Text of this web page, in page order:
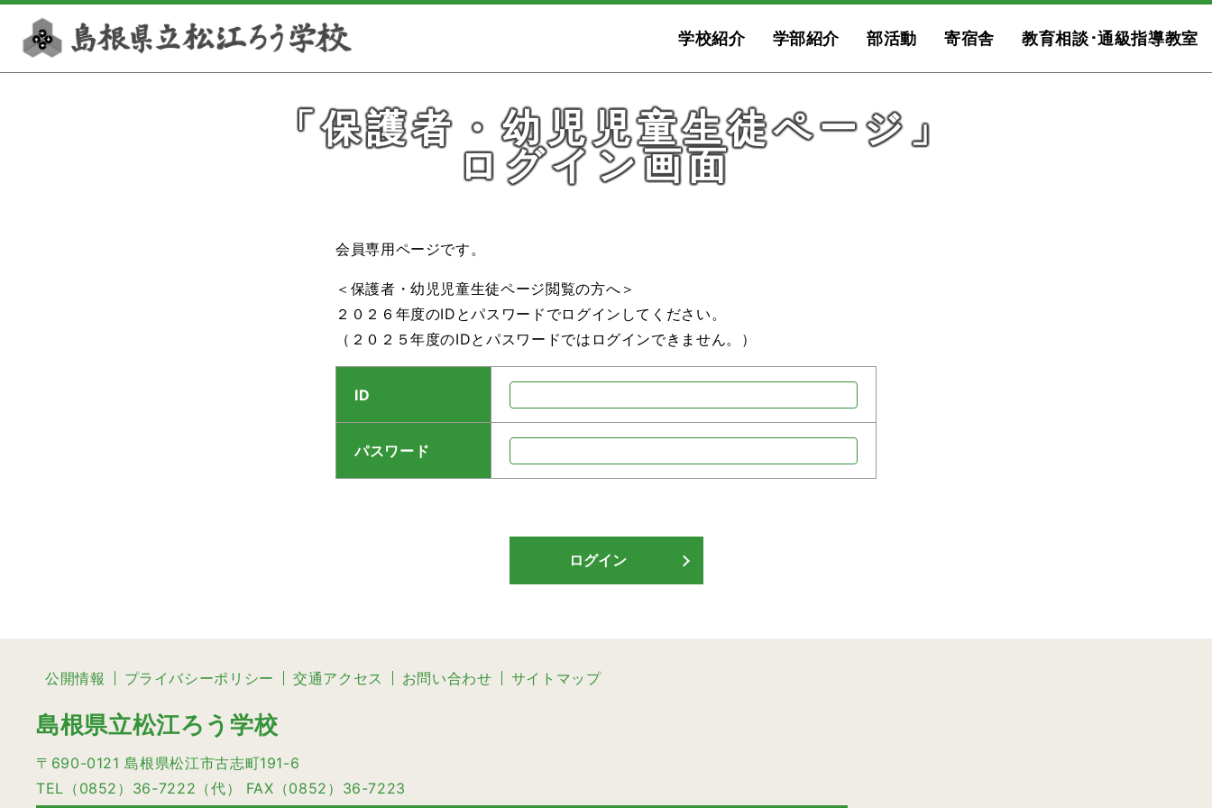
学校紹介 学部紹介 部活動 寄宿舎 教育相談･通級指導教室
「保護者・幼児児童生徒ページ」
ログイン画面
会員専用ページです。
＜保護者・幼児児童生徒ページ閲覧の方へ＞
２０２６年度のIDとパスワードでログインしてください。
（２０２５年度のIDとパスワードではログインできません。）
ID
パスワード
ログイン
公開情報 プライバシーポリシー 交通アクセス お問い合わせ サイトマップ
島根県立松江ろう学校
〒690-0121 島根県松江市古志町191-6
TEL（0852）36-7222（代） FAX（0852）36-7223